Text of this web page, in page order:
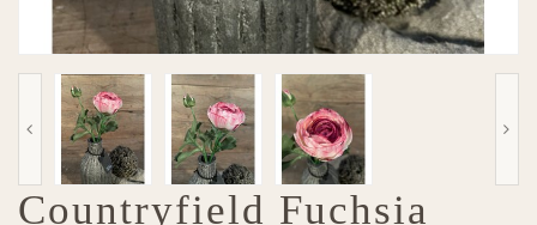
Countryfield Fuchsia